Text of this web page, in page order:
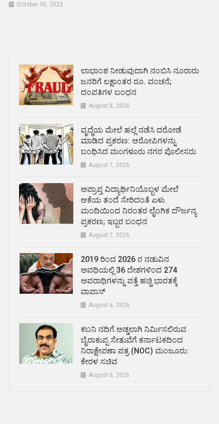
October 30, 2023
ಲಾಭಾಂಶ ನೀಡುವುದಾಗಿ ನಂಬಿಸಿ ನೂರಾರು
ಜನರಿಗೆ ಲಕ್ಷಾಂತರ ರೂ. ವಂಚನೆ;
ದಂಪತಿಗಳ ಬಂಧನ
August 8, 2026
ವೃದ್ಧೆಯ ಮೇಲೆ ಹಲ್ಲೆ ನಡೆಸಿ ದರೋಡೆ
ಮಾಡಿದ ಪ್ರಕರಣ: ಆರೋಪಿಗಳನ್ನು
ಬಂಧಿಸಿದ ಮಂಗಳೂರು ನಗರ ಪೊಲೀಸರು
August 7, 2026
ಅಪ್ರಾಪ್ತ ವಿದ್ಯಾರ್ಥಿನಿಯೊಬ್ಬಳ ಮೇಲೆ
ಆಕೆಯ ತಂದೆ ಸೇರಿದಂತೆ ಏಳು
ಮಂದಿಯಿಂದ ನಿರಂತರ ಲೈಂಗಿಕ ದೌರ್ಜನ್ಯ
ಪ್ರಕರಣ; ಇಬ್ಬರ ಬಂಧನ
August 7, 2026
2019 ರಿಂದ 2026 ರ ನಡುವಿನ
ಅವಧಿಯಲ್ಲಿ 36 ದೇಶಗಳಿಂದ 274
ಅಪರಾಧಿಗಳನ್ನು ಪತ್ತೆ ಹಚ್ಚಿ ಭಾರತಕ್ಕೆ
ವಾಪಾಸ್
August 6, 2026
ಕಬನಿ ನದಿಗೆ ಅಡ್ಡಲಾಗಿ ನಿರ್ಮಿಸಲಿರುವ
ಬೈರಾಕುಪ್ಪ ಸೇತುವೆಗೆ ಕರ್ನಾಟಕದಿಂದ
ನಿರಾಕ್ಷೇಪಣಾ ಪತ್ರ (NOC) ಮಂಜೂರು:
ಕೇರಳ ಸಚಿವ
August 6, 2026